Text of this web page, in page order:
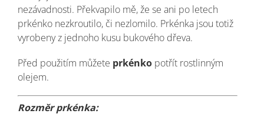
nezávadnosti. Překvapilo mě, že se ani po letech
prkénko nezkroutilo, či nezlomilo. Prkénka jsou totiž
vyrobeny z jednoho kusu bukového dřeva.
Před použitím můžete prkénko potřít rostlinným
olejem.
Rozměr prkénka: